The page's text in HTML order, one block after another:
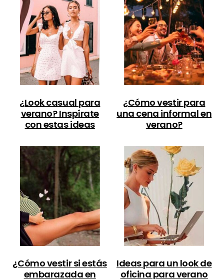
¿Look casual para
verano? Inspírate
con estas ideas
¿Cómo vestir para
una cena informal en
verano?
¿Cómo vestir si estás
embarazada en
Ideas para un look de
oficina para verano